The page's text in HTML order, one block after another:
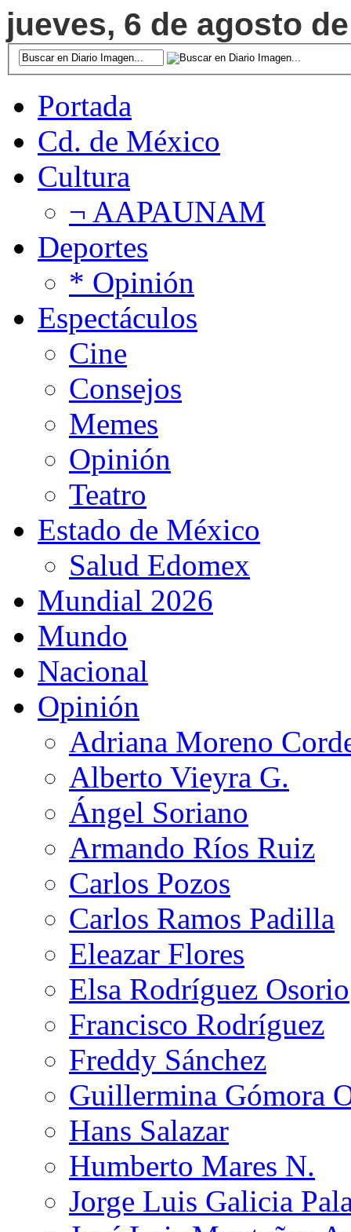
jueves, 6 de agosto
Portada
Cd. de México
Cultura
¬ AAPAUNAM
Deportes
* Opinión
Espectáculos
Cine
Consejos
Memes
Opinión
Teatro
Estado de México
Salud Edomex
Mundial 2026
Mundo
Nacional
Opinión
Adriana Moreno
Alberto Vieyra G.
Ángel Soriano
Armando Ríos Ruiz
Carlos Pozos
Carlos Ramos Padilla
Eleazar Flores
Elsa Rodríguez Osorio
Francisco Rodríguez
Freddy Sánchez
Guillermina Gómora
Hans Salazar
Humberto Mares N.
Jorge Luis Galicia